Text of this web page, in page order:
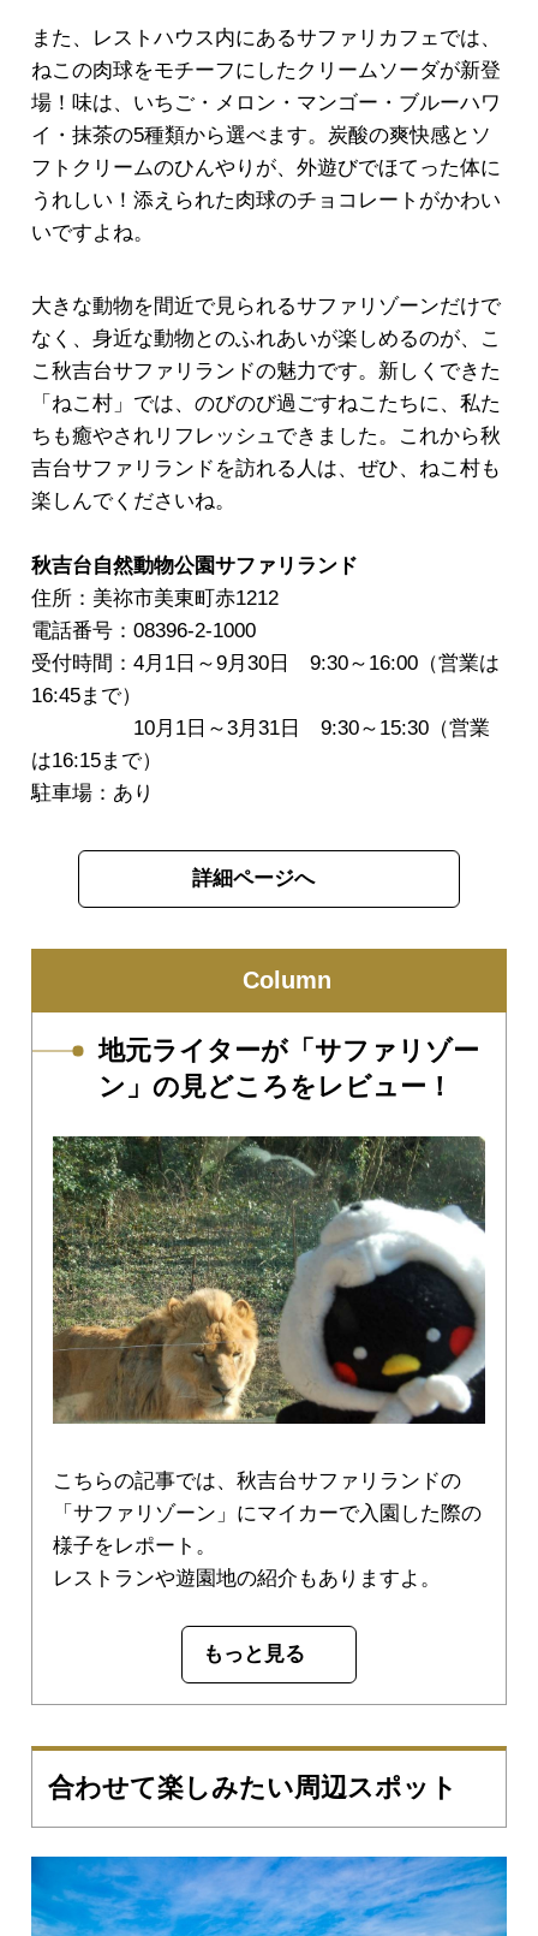
また、レストハウス内にあるサファリカフェでは、
ねこの肉球をモチーフにしたクリームソーダが新登
場！味は、いちご・メロン・マンゴー・ブルーハワ
イ・抹茶の5種類から選べます。炭酸の爽快感とソ
フトクリームのひんやりが、外遊びでほてった体に
うれしい！添えられた肉球のチョコレートがかわい
いですよね。
大きな動物を間近で見られるサファリゾーンだけで
なく、身近な動物とのふれあいが楽しめるのが、こ
こ秋吉台サファリランドの魅力です。新しくできた
「ねこ村」では、のびのび過ごすねこたちに、私た
ちも癒やされリフレッシュできました。これから秋
吉台サファリランドを訪れる人は、ぜひ、ねこ村も
楽しんでくださいね。
秋吉台自然動物公園サファリランド
住所：美祢市美東町赤1212
電話番号：08396-2-1000
受付時間：4月1日～9月30日 9:30～16:00（営業は
16:45まで）
10月1日～3月31日 9:30～15:30（営業
は16:15まで）
駐車場：あり
詳細ページへ
Column
地元ライターが「サファリゾー
ン」の見どころをレビュー！
こちらの記事では、秋吉台サファリランドの
「サファリゾーン」にマイカーで入園した際の
様子をレポート。
レストランや遊園地の紹介もありますよ。
もっと見る
合わせて楽しみたい周辺スポット